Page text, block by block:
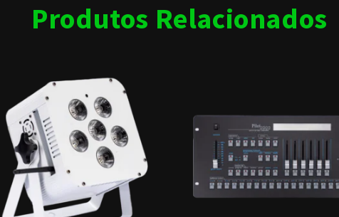
Produtos Relacionados